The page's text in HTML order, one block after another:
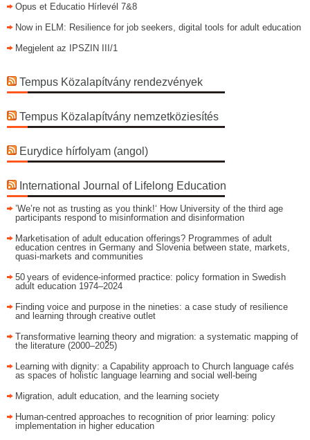
Opus et Educatio Hírlevél 7&8
Now in ELM: Resilience for job seekers, digital tools for adult education
Megjelent az IPSZIN III/1
Tempus Közalapítvány rendezvények
Tempus Közalapítvány nemzetköziesítés
Eurydice hírfolyam (angol)
International Journal of Lifelong Education
’We’re not as trusting as you think!‘ How University of the third age
participants respond to misinformation and disinformation
Marketisation of adult education offerings? Programmes of adult
education centres in Germany and Slovenia between state, markets,
quasi-markets and communities
50 years of evidence‑informed practice: policy formation in Swedish
adult education 1974–2024
Finding voice and purpose in the nineties: a case study of resilience
and learning through creative outlet
Transformative learning theory and migration: a systematic mapping of
the literature (2000–2025)
Learning with dignity: a Capability approach to Church language cafés
as spaces of holistic language learning and social well-being
Migration, adult education, and the learning society
Human-centred approaches to recognition of prior learning: policy
implementation in higher education